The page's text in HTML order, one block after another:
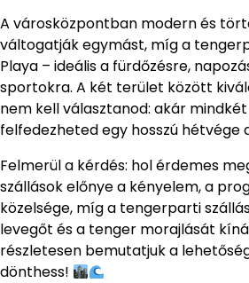
A városközpontban modern és
váltogatják egymást, míg a
Playa – ideális a fürdőzésre,
sportokra. A két terület között
nem kell választanod: akár
felfedezheted egy hosszú hétvége
Felmerül a kérdés: hol érdemes
szállások előnye a kényelem, a
közelsége, míg a tengerparti
levegőt és a tenger morajlását
részletesen bemutatjuk a
dönthess!